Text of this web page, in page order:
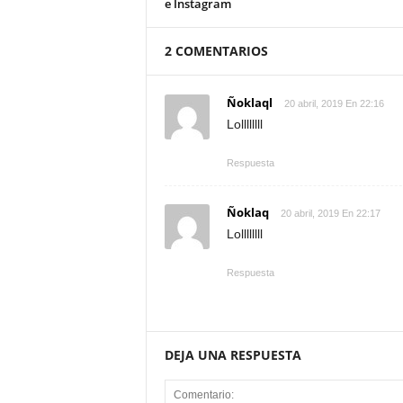
e Instagram
2 COMENTARIOS
Ñoklaql 20 abril, 2019 En 22:16
Lollllllll
Respuesta
Ñoklaq 20 abril, 2019 En 22:17
Lollllllll
Respuesta
DEJA UNA RESPUESTA